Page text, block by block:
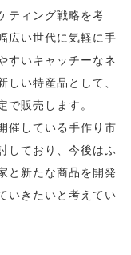
ティング戦略を考
広い世代に気軽に手
すいキャッチーなネ
しい特産品として、
で販売します。
催している手作り市
しており、今後はふ
と新たな商品を開発
いきたいと考えてい